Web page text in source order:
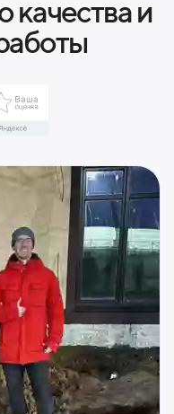
качества и